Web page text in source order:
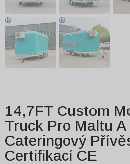
14,7FT Custom
Truck Pro Maltu
Cateringový
Certifikací CE